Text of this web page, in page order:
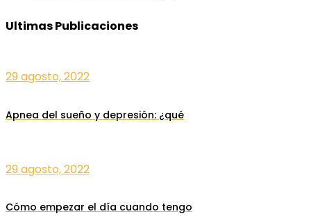
Ultimas Publicaciones
29 agosto, 2022
Apnea del sueño y depresión: ¿qué
29 agosto, 2022
Cómo empezar el día cuando tengo